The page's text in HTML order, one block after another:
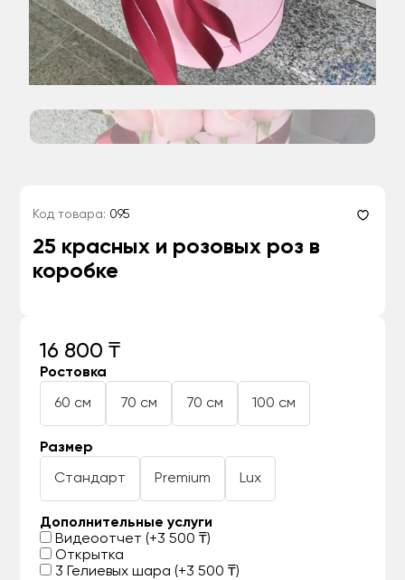
Код товара: 095
25 красных и розовых роз в
коробке
16 800 ₸
Ростовка
60 см 70 см 70 см 100 см
Размер
Стандарт Premium Lux
Дополнительные услуги
Видеоотчет (+3 500 ₸)
Открытка
3 Гелиевых шара (+3 500 ₸)